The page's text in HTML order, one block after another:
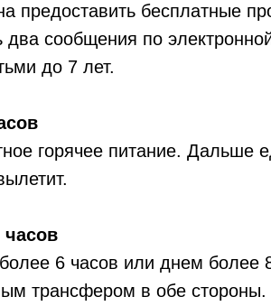
предоставить бесплатные
два сообщения по
до 7 лет.
горячее питание.
часов
6 часов или днем более
трансфером в обе